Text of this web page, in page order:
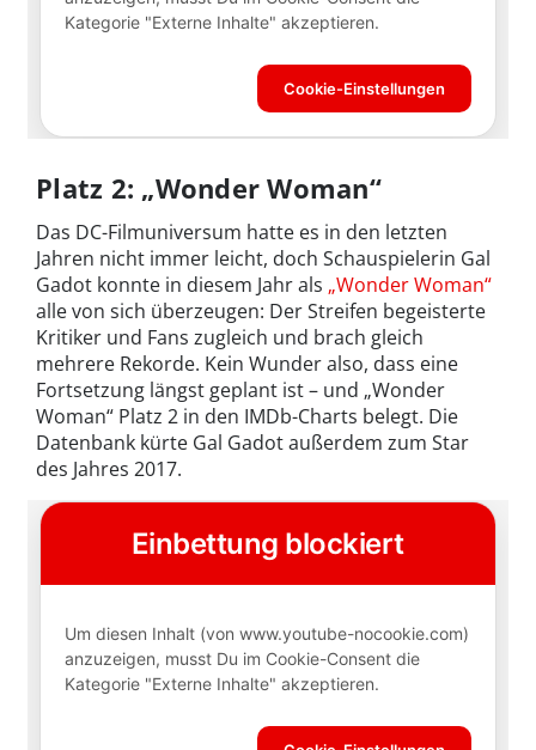
Platz 2: „Wonder Woman“
Das DC-Filmuniversum hatte es in den letzten
Jahren nicht immer leicht, doch Schauspielerin Gal
Gadot konnte in diesem Jahr als „Wonder Woman“
alle von sich überzeugen: Der Streifen begeisterte
Kritiker und Fans zugleich und brach gleich
mehrere Rekorde. Kein Wunder also, dass eine
Fortsetzung längst geplant ist – und „Wonder
Woman“ Platz 2 in den IMDb-Charts belegt. Die
Datenbank kürte Gal Gadot außerdem zum Star
des Jahres 2017.